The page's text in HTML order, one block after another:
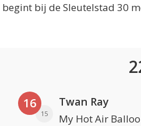
bij de Sleutelstad 30
16
15
Twan Ray
My Hot Air